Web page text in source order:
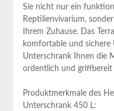
Sie ‍nicht nur‍ ein
Reptilienvivarium,
Ihrem Zuhause. Das
komfortable und sichere
Unterschrank Ihnen ‍die
ordentlich und griffbereit
Produktmerkmale des
Unterschrank 450 L: